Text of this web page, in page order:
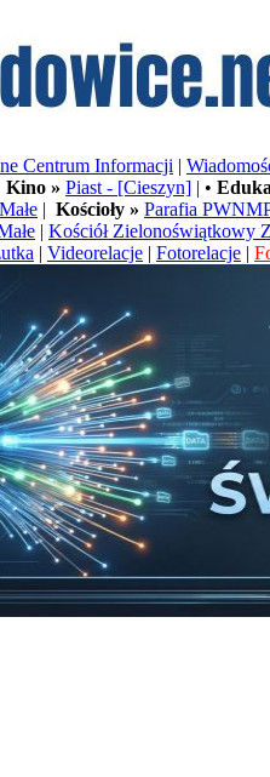
Centrum Informacji |
Kino » Piast - [Cieszyn] | •
| Kościoły » Parafia
| Kościół Zielonoświątkowy
| Videorelacje | Fotorelacje |